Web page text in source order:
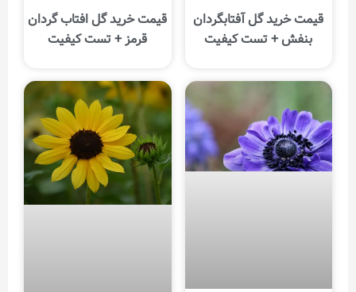
قیمت خرید گل آفتابگردان
بنفش + تست کیفیت
قیمت خرید گل افتاب گردان
قرمز + تست کیفیت